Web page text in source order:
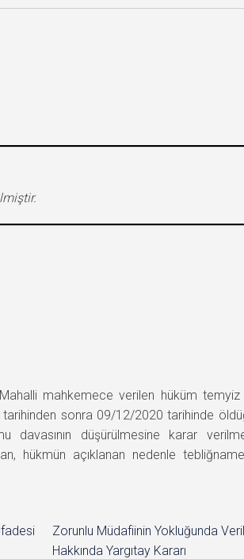
mahkemece verilen hüküm
sonra 09/12/2020 tarihinde
davasının düşürülmesine karar
hükmün açıklanan nedenle
Zorunlu Müdafiinin Yokluğunda
Hakkında Yargıtay Kararı